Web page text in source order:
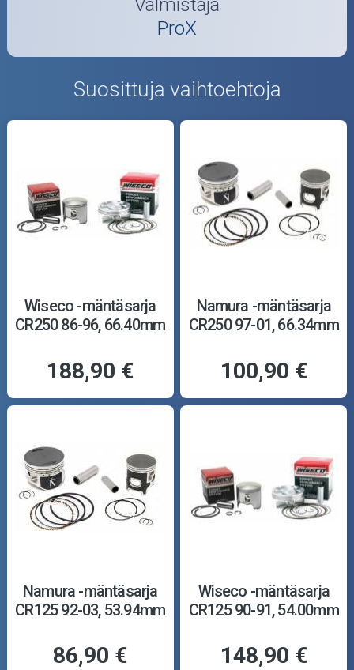
Valmistaja
ProX
Suosittuja vaihtoehtoja
Wiseco -mäntäsarja
CR250 86-96, 66.40mm
188,90 €
Namura -mäntäsarja
CR250 97-01, 66.34mm
100,90 €
Namura -mäntäsarja
CR125 92-03, 53.94mm
86,90 €
Wiseco -mäntäsarja
CR125 90-91, 54.00mm
148,90 €